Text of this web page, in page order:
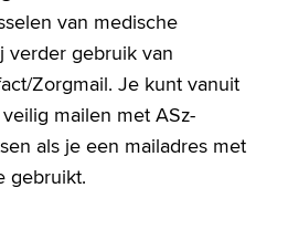
van medische
verder gebruik van
Zorgmail. Je kunt vanuit
mailen met ASz-
als je een mailadres met
gebruikt.